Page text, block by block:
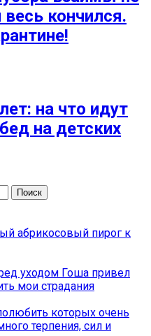
кончился.
на что идут
на детских
абрикосовый пирог к
уходом Гоша привел
мои страдания
которых очень
терпения, сил и